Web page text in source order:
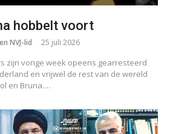
hobbelt voort
NVJ-lid 25 juli 2026
zijn vorige week opeens gearresteerd
en vrijwel de rest van de wereld
en Bruna.…